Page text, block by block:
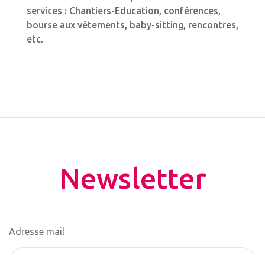
services : Chantiers-Education, conférences,
bourse aux vêtements, baby-sitting, rencontres,
etc.
Newsletter
Adresse mail